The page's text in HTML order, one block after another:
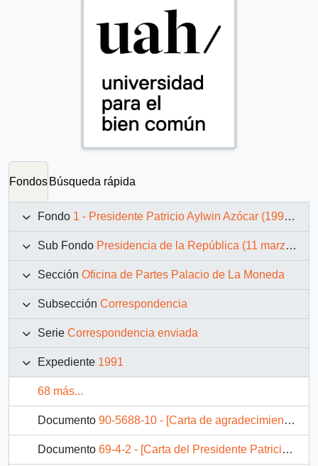
Fondos Búsqueda rápida
Fondo 1 - Presidente Patricio Aylwin Azócar (1990-1994)
Sub Fondo Presidencia de la República (11 marzo 1990 – 11 marzo 1994)
Sección Oficina de Partes Palacio de La Moneda
Subsección Correspondencia
Serie Correspondencia enviada
Expediente 1991
68 más...
Documento 90-5688-10 - [Carta de agradecimiento por saludos enviados al Presidente de la República].
Documento 69-4-2 - [Carta del Presidente Patricio Aylwin al Partido Renovación Nacional]